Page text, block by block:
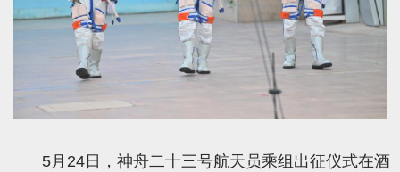
5月24日，神舟二十三号航天员乘组出征仪式在酒